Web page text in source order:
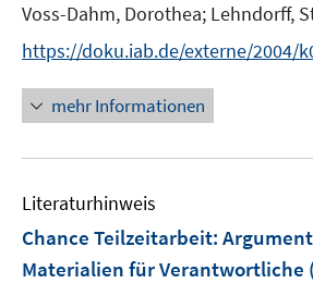
Voss-Dahm, Dorothea; Lehndorff,
https://doku.iab.de/externe/2004/
mehr Informationen
Literaturhinweis
Chance Teilzeitarbeit:
Materialien für Verantwortliche